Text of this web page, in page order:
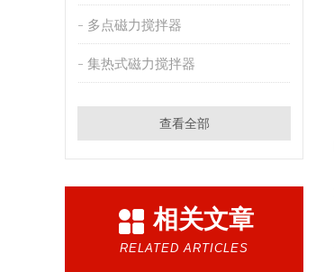
多点磁力搅拌器
集热式磁力搅拌器
查看全部
相关文章
RELATED ARTICLES